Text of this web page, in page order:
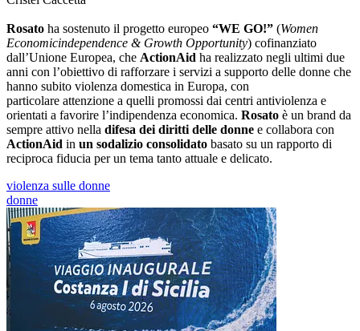
Rosato ha sostenuto il progetto europeo “WE GO!” (Women
Economicindependence & Growth Opportunity) cofinanziato
dall’Unione Europea, che ActionAid ha realizzato negli ultimi due
anni con l’obiettivo di rafforzare i servizi a supporto delle donne che
hanno subito violenza domestica in Europa, con
particolare attenzione a quelli promossi dai centri antiviolenza e
orientati a favorire l’indipendenza economica. Rosato è un brand da
sempre attivo nella difesa dei diritti delle donne e collabora con
ActionAid in un sodalizio consolidato basato su un rapporto di
reciproca fiducia per un tema tanto attuale e delicato.
violenza sulle donne
donne